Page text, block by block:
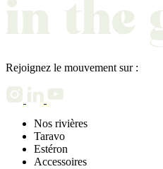
Rejoignez le mouvement sur :
Nos rivières
Taravo
Estéron
Accessoires